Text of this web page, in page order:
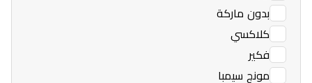
بدون ماركة
كلاكسي
فكير
مونج سيمبا